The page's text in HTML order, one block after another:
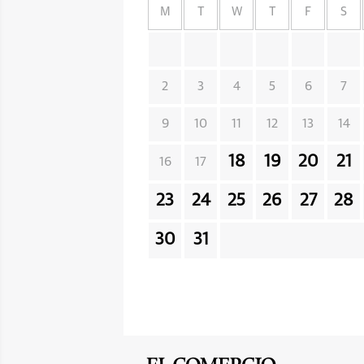
M W F S
2 3 4 5 6 7
9 10 11 12 13 14
16 17 18 19 20 21
23 24 25 26 27 28
30 31